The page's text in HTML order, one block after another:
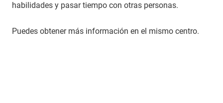
habilidades y pasar tiempo con otras personas.
Puedes obtener más información en el mismo centro.